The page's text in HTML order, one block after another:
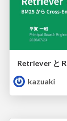
Retriever と
kazuaki